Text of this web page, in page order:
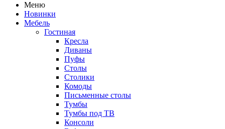
Меню
Новинки
Мебель
Гостиная
Кресла
Диваны
Пуфы
Столы
Столики
Комоды
Письменные столы
Тумбы
Тумбы под ТВ
Консоли